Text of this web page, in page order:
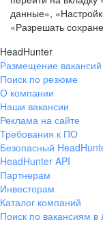
данные»,
«Разрешать
HeadHunter
Размещение вакансий
Поиск по резюме
О компании
Наши вакансии
Реклама на сайте
Требования к ПО
Безопасный
HeadHunter API
Партнерам
Инвесторам
Каталог компаний
Поиск по вакансиям в